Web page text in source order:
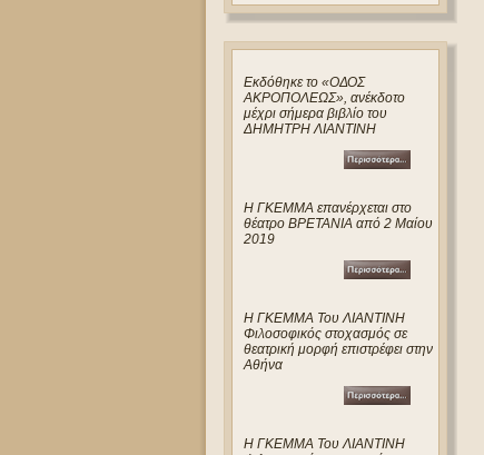
Eκδόθηκε το «ΟΔΟΣ
ΑΚΡΟΠΟΛΕΩΣ», ανέκδοτο
μέχρι σήμερα βιβλίο του
ΔΗΜΗΤΡΗ ΛΙΑΝΤΙΝΗ
Η ΓΚΕΜΜΑ επανέρχεται στο
θέατρο ΒΡΕΤΑΝΙΑ από 2 Μαίου
2019
Η ΓΚΕΜΜΑ Του ΛΙΑΝΤΙΝΗ
Φιλοσοφικός στοχασμός σε
θεατρική μορφή επιστρέφει στην
Αθήνα
Η ΓΚΕΜΜΑ Του ΛΙΑΝΤΙΝΗ